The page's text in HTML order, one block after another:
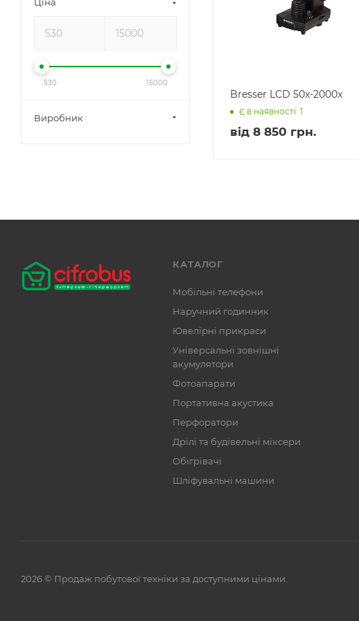
Bresser LCD 50x-2000x
Є в наявності: 1
від 8 850 грн.
530 15000
Виробник
КАТАЛОГ
Мобільні телефони
Наручний годинник
Ювелірні прикраси
Універсальні зовнішні
акумулятори
Фотоапарати
Портативна акустика
Перфоратори
Дрілі та будівельні міксери
Обігрівачі
Шліфувальні машини
2026 © Продаж побутової техніки за доступними цінами.